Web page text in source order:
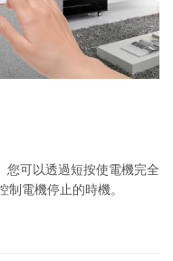
您可以透過短按使電機完全
電機停止的時機。